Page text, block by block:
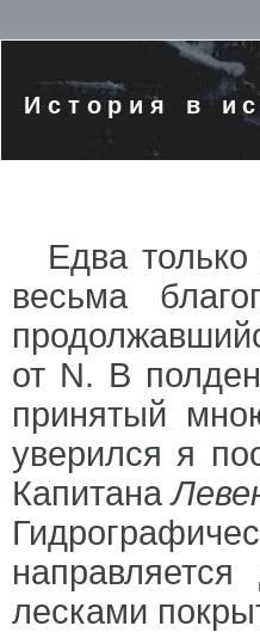
История в
Едва
весьма
от N. В
принятый
уверился я
Капитана
лесками